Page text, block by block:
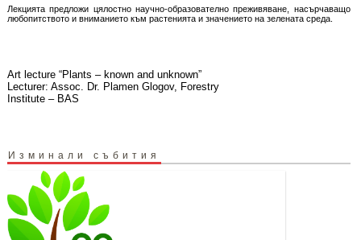
Лекцията предложи цялостно научно-образователно преживяване, насърчаващо
любопитството и вниманието към растенията и значението на зелената среда.
Art lecture “Plants – known and unknown”
Lecturer: Assoc. Dr. Plamen Glogov, Forestry
Institute – BAS
Изминали събития